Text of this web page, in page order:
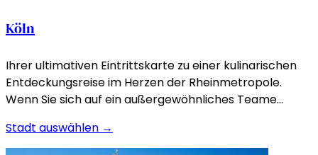
Köln
Ihrer ultimativen Eintrittskarte zu einer kulinarischen
Entdeckungsreise im Herzen der Rheinmetropole.
Wenn Sie sich auf ein außergewöhnliches Teame…
Stadt auswählen →